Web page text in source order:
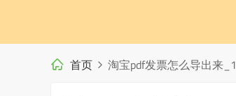
首页 淘宝pdf发票怎么导出来_1